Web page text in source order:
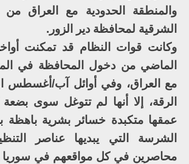
والمنطقة الحدودية مع العراق من
الشرقية لمحافظة دير الزور.
وكانت قوات النظام قد تمكنت
الماضي من دخول المحافظة في
مع العراق، وفي أوائل آب/أغسطس
الرقة، إلا أنها لم تتوغل سوى
عمقها متكبدة خسائر بشرية باهظة
الشرسة التي يبديها عناصر
محاصرين في كل مواقعهم في سوريا